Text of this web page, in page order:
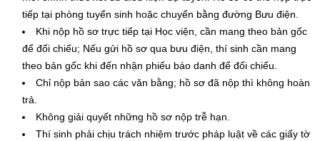
tiếp tại phòng tuyển sinh hoặc chuyển bằng đường Bưu điện.
Khi nộp hồ sơ trực tiếp tại Học viện, cần mang theo bản gốc
để đối chiếu; Nếu gửi hồ sơ qua bưu điện, thí sinh cần mang
theo bản gốc khi đến nhận phiếu báo danh để đối chiếu.
Chỉ nộp bản sao các văn bằng; hồ sơ đã nộp thì không hoàn
trả.
Không giải quyết những hồ sơ nộp trễ hạn.
Thí sinh phải chịu trách nhiệm trước pháp luật về các giấy tờ